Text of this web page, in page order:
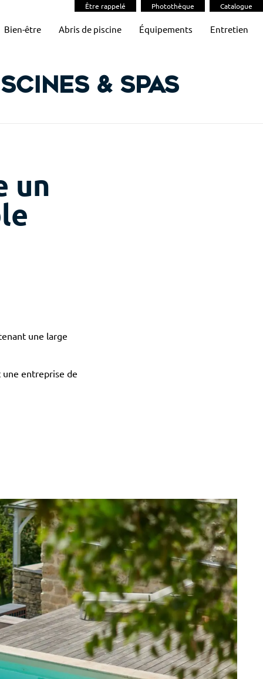
Être rappelé Photothèque Catalogue
Bien-être Abris de piscine Équipements Entretien
& Spas
un
une large
une entreprise de